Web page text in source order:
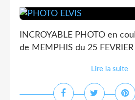
INCROYABLE PHOTO en
de MEMPHIS du 25
Lire la suite